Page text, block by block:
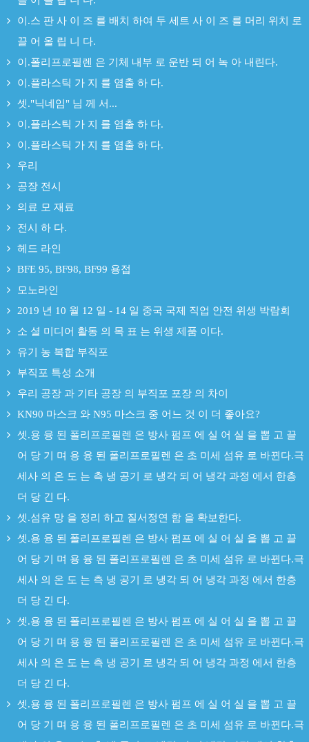
이.스 판 사 이 즈 를 배치 하여 두 세트 사 이 즈 를 머리 위치 로
끌 어 올 립 니 다.
이.폴리프로필렌 은 기체 내부 로 운반 되 어 녹 아 내린다.
이.플라스틱 가 지 를 염출 하 다.
셋."닉네임" 님 께 서...
이.플라스틱 가 지 를 염출 하 다.
이.플라스틱 가 지 를 염출 하 다.
우리
공장 전시
의료 모 재료
전시 하 다.
헤드 라인
BFE 95, BF98, BF99 용접
모노라인
2019 년 10 월 12 일 - 14 일 중국 국제 직업 안전 위생 박람회
소 셜 미디어 활동 의 목 표 는 위생 제품 이다.
유기 농 복합 부직포
부직포 특성 소개
우리 공장 과 기타 공장 의 부직포 포장 의 차이
KN90 마스크 와 N95 마스크 중 어느 것 이 더 좋아요?
셋.용 융 된 폴리프로필렌 은 방사 펌프 에 실 어 실 을 뽑 고 끌
어 당 기 며 용 융 된 폴리프로필렌 은 초 미세 섬유 로 바뀐다.극
세사 의 온 도 는 측 냉 공기 로 냉각 되 어 냉각 과정 에서 한층
더 당 긴 다.
셋.섬유 망 을 정리 하고 질서정연 함 을 확보한다.
셋.용 융 된 폴리프로필렌 은 방사 펌프 에 실 어 실 을 뽑 고 끌
어 당 기 며 용 융 된 폴리프로필렌 은 초 미세 섬유 로 바뀐다.극
세사 의 온 도 는 측 냉 공기 로 냉각 되 어 냉각 과정 에서 한층
더 당 긴 다.
셋.용 융 된 폴리프로필렌 은 방사 펌프 에 실 어 실 을 뽑 고 끌
어 당 기 며 용 융 된 폴리프로필렌 은 초 미세 섬유 로 바뀐다.극
세사 의 온 도 는 측 냉 공기 로 냉각 되 어 냉각 과정 에서 한층
더 당 긴 다.
셋.용 융 된 폴리프로필렌 은 방사 펌프 에 실 어 실 을 뽑 고 끌
어 당 기 며 용 융 된 폴리프로필렌 은 초 미세 섬유 로 바뀐다.극